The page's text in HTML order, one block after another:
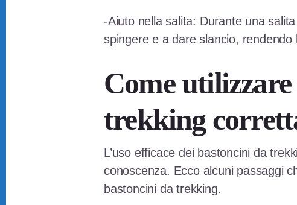
-Aiuto nella salita: Durante una
spingere e a dare slancio, rendendo
Come
trekking
L’uso efficace dei bastoncini da
conoscenza. Ecco alcuni passaggi
bastoncini da trekking.